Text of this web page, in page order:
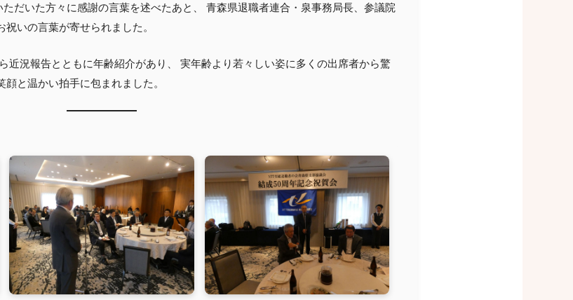
だいた方々に感謝の言葉を述べたあと、 青森県退職者連合・泉事務局長、参議院
いの言葉が寄せられました。
近況報告とともに年齢紹介があり、 実年齢より若々しい姿に多くの出席者から驚
と温かい拍手に包まれました。